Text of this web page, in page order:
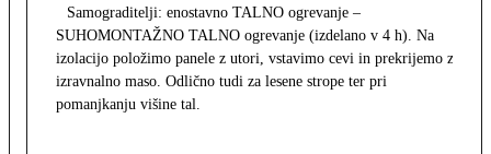
Samograditelji: enostavno TALNO ogrevanje –
SUHOMONTAŽNO TALNO ogrevanje (izdelano v 4 h). Na
izolacijo položimo panele z utori, vstavimo cevi in prekrijemo z
izravnalno maso. Odlično tudi za lesene strope ter pri
pomanjkanju višine tal.